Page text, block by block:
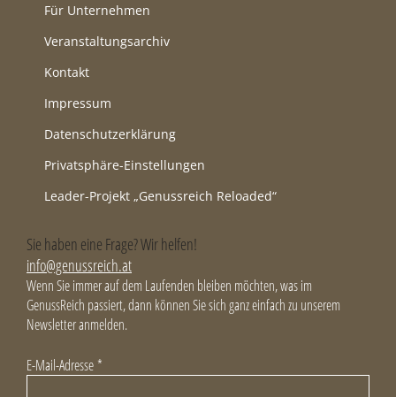
Für Unternehmen
Veranstaltungsarchiv
Kontakt
Impressum
Datenschutzerklärung
Privatsphäre-Einstellungen
Leader-Projekt „Genussreich Reloaded“
Sie haben eine Frage? Wir helfen!
info@genussreich.at
Wenn Sie immer auf dem Laufenden bleiben möchten, was im
GenussReich passiert, dann können Sie sich ganz einfach zu unserem
Newsletter anmelden.
E-Mail-Adresse *